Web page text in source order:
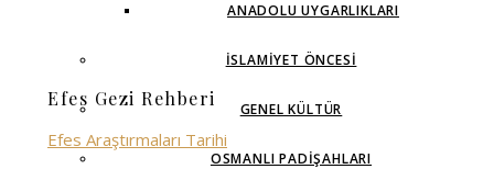
ANADOLU UYGARLIKLARI
İSLAMIYET ÖNCESI
GENEL KÜLTÜR
OSMANLI PADIŞAHLARI
Efes Gezi Rehberi
Efes Araştırmaları Tarihi